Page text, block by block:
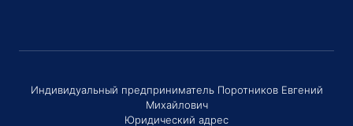
Индивидуальный предприниматель Поротников Евгений
Михайлович
Юридический адрес